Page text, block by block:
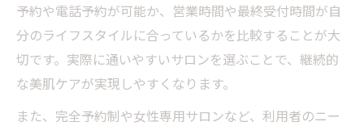
予約や電話予約が可能か、営業時間や最終受付時間が自
分のライフスタイルに合っているかを比較することが大
切です。実際に通いやすいサロンを選ぶことで、継続的
な美肌ケアが実現しやすくなります。
また、完全予約制や女性専用サロンなど、利用者のニー